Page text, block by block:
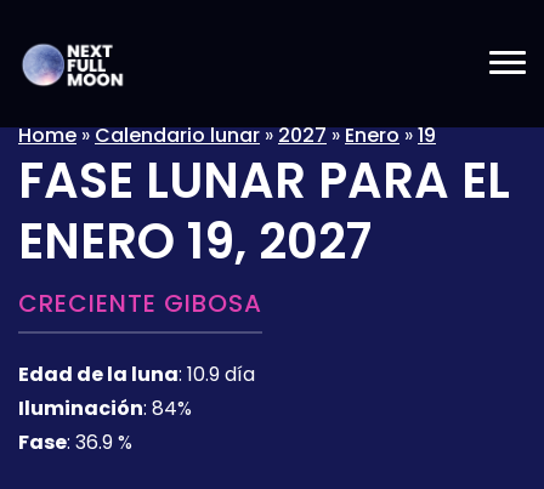
Home»Calendario lunar»2027»Enero»19
FASE LUNAR PARA EL
ENERO 19, 2027
CRECIENTE GIBOSA
Edad de la luna: 10.9 día
Iluminación: 84%
Fase: 36.9 %